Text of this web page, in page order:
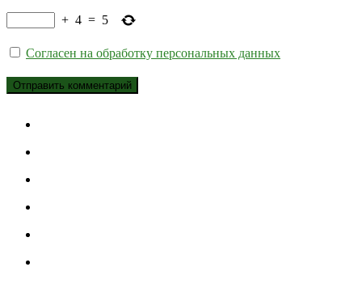
+ 4 = 5
Согласен на обработку персональных данных